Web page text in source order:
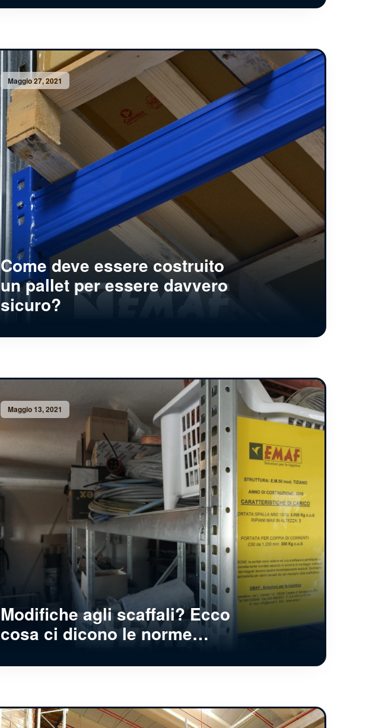
Maggio 27, 2021
Come deve essere costruito
un pallet per essere davvero
sicuro?
Maggio 13, 2021
Modifiche agli scaffali? Ecco
cosa ci dicono le norme…